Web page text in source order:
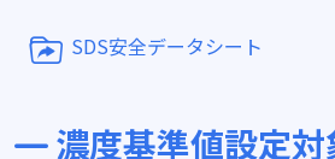
SDS安全データシート
濃度基準値設定